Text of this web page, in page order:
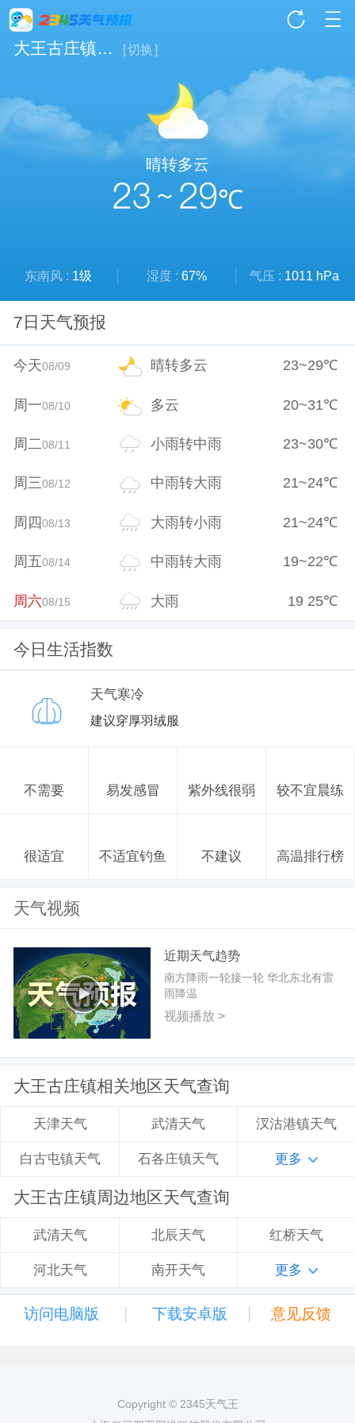
大王古庄镇天气 [切换]
晴转多云
23 ~ 29℃
东南风 : 1级 湿度 : 67% 气压 : 1011 hPa
7日天气预报
今天08/09 晴转多云 23~29℃
周一08/10 多云 20~31℃
周二08/11 小雨转中雨 23~30℃
周三08/12 中雨转大雨 21~24℃
周四08/13 大雨转小雨 21~24℃
周五08/14 中雨转大雨 19~22℃
周六08/15 大雨 19 25℃
今日生活指数
天气寒冷
建议穿厚羽绒服
不需要 易发感冒 紫外线很弱 较不宜晨练
很适宜 不适宜钓鱼 不建议 高温排行榜
天气视频
近期天气趋势
南方降雨一轮接一轮 华北东北有雷
雨降温
视频播放 >
大王古庄镇相关地区天气查询
天津天气 武清天气 汊沽港镇天气
白古屯镇天气 石各庄镇天气 更多
大王古庄镇周边地区天气查询
武清天气 北辰天气 红桥天气
河北天气 南开天气 更多
访问电脑版 | 下载安卓版 | 意见反馈
Copyright © 2345天气王